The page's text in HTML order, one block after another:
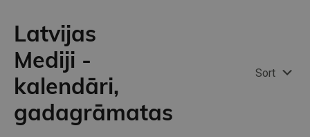
Latvijas
Mediji -
kalendāri,
gadagrāmatas
Sort